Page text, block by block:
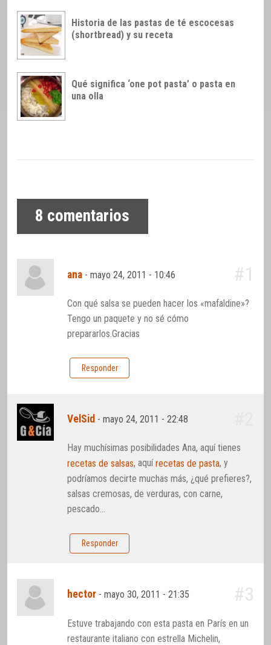
Historia de las pastas de té escocesas
(shortbread) y su receta
Qué significa ‘one pot pasta’ o pasta en
una olla
8 comentarios
ana -mayo 24, 2011 - 10:46 #1
Con qué salsa se pueden hacer los «mafaldine»?
Tengo un paquete y no sé cómo
prepararlos.Gracias
Responder
VelSid -mayo 24, 2011 - 22:48
Hay muchísimas posibilidades Ana, aquí tienes
recetas de salsas, aquírecetas de pasta, y
podríamos decirte muchas más, ¿qué prefieres?,
salsas cremosas, de verduras, con carne,
pescado…
Responder
hector -mayo 30, 2011 - 21:35 #3
Estuve trabajando con esta pasta en París en un
restaurante italiano con estrella Michelin,